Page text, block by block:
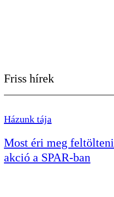
Friss hírek
Házunk tája
Most éri meg
akció a SPAR-ban